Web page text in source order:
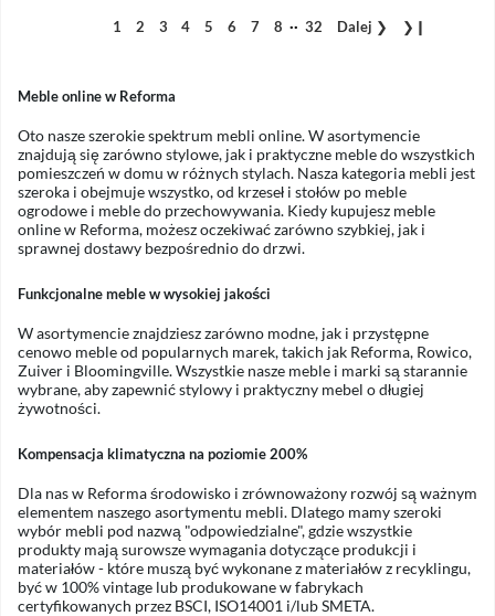
1 2 3 4 5 6 7 8 .. 32 Dalej ❯ ❯❙
Meble online w Reforma
Oto nasze szerokie spektrum mebli online. W asortymencie
znajdują się zarówno stylowe, jak i praktyczne meble do wszystkich
pomieszczeń w domu w różnych stylach. Nasza kategoria mebli jest
szeroka i obejmuje wszystko, od krzeseł i stołów po meble
ogrodowe i meble do przechowywania. Kiedy kupujesz meble
online w Reforma, możesz oczekiwać zarówno szybkiej, jak i
sprawnej dostawy bezpośrednio do drzwi.
Funkcjonalne meble w wysokiej jakości
W asortymencie znajdziesz zarówno modne, jak i przystępne
cenowo meble od popularnych marek, takich jak Reforma, Rowico,
Zuiver i Bloomingville. Wszystkie nasze meble i marki są starannie
wybrane, aby zapewnić stylowy i praktyczny mebel o długiej
żywotności.
Kompensacja klimatyczna na poziomie 200%
Dla nas w Reforma środowisko i zrównoważony rozwój są ważnym
elementem naszego asortymentu mebli. Dlatego mamy szeroki
wybór mebli pod nazwą "odpowiedzialne", gdzie wszystkie
produkty mają surowsze wymagania dotyczące produkcji i
materiałów - które muszą być wykonane z materiałów z recyklingu,
być w 100% vintage lub produkowane w fabrykach
certyfikowanych przez BSCI, ISO14001 i/lub SMETA.